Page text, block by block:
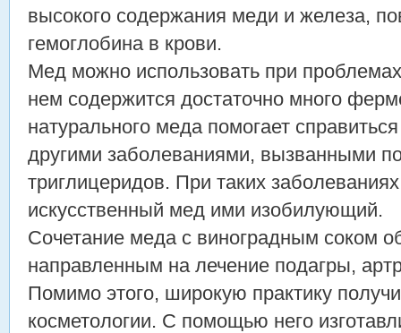
высокого содержания меди и железа,
гемоглобина в крови.
Мед можно использовать при
нем содержится достаточно много
натурального меда помогает
другими заболеваниями, вызванными
триглицеридов. При таких
искусственный мед ими изобилующий.
Сочетание меда с виноградным соком
направленным на лечение подагры,
Помимо этого, широкую практику
косметологии. С помощью него